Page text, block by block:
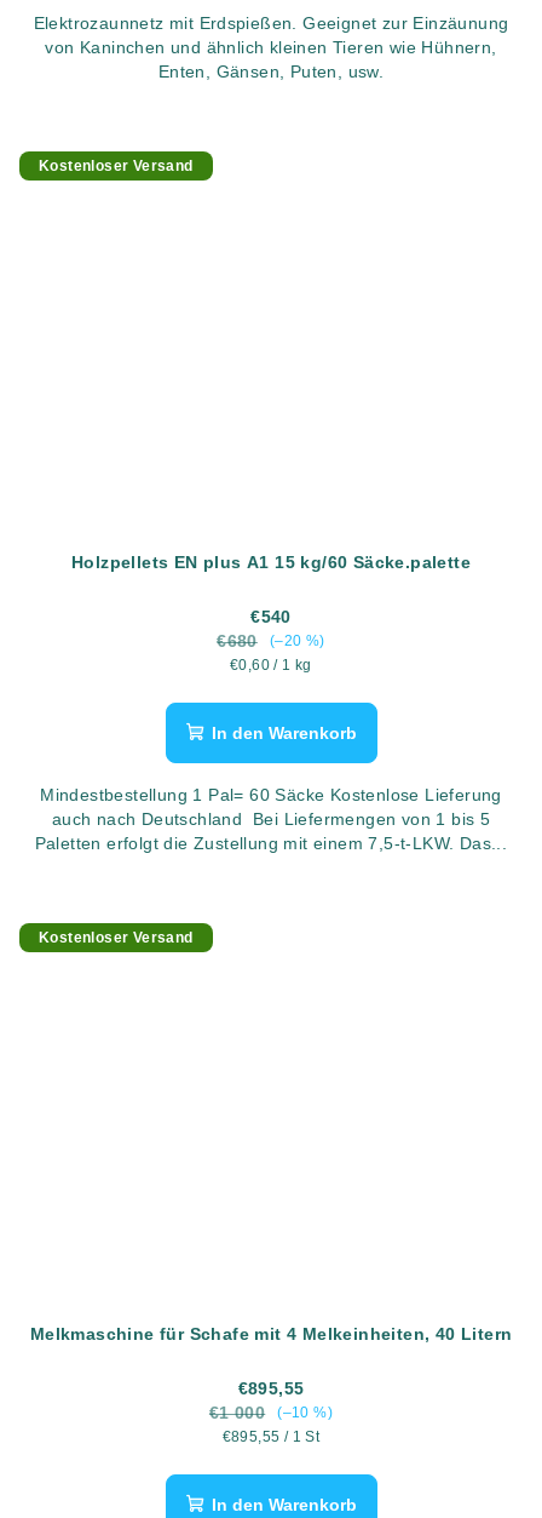
Elektrozaunnetz mit Erdspießen. Geeignet zur Einzäunung
von Kaninchen und ähnlich kleinen Tieren wie Hühnern,
Enten, Gänsen, Puten, usw.
Kostenloser Versand
Holzpellets EN plus A1 15 kg/60 Säcke.palette
€540
€680
(–20 %)
Verkaufspreis:
€0,60 / 1 kg
In den Warenkorb
Mindestbestellung 1 Pal= 60 Säcke Kostenlose Lieferung
auch nach Deutschland Bei Liefermengen von 1 bis 5
Paletten erfolgt die Zustellung mit einem 7,5-t-LKW. Das...
Kostenloser Versand
Melkmaschine für Schafe mit 4 Melkeinheiten, 40 Litern
€895,55
€1 000
(–10 %)
Verkaufspreis:
€895,55 / 1 St
In den Warenkorb